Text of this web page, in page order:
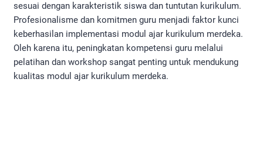
sesuai dengan karakteristik siswa dan tuntutan kurikulum.
Profesionalisme dan komitmen guru menjadi faktor kunci
keberhasilan implementasi modul ajar kurikulum merdeka.
Oleh karena itu, peningkatan kompetensi guru melalui
pelatihan dan workshop sangat penting untuk mendukung
kualitas modul ajar kurikulum merdeka.